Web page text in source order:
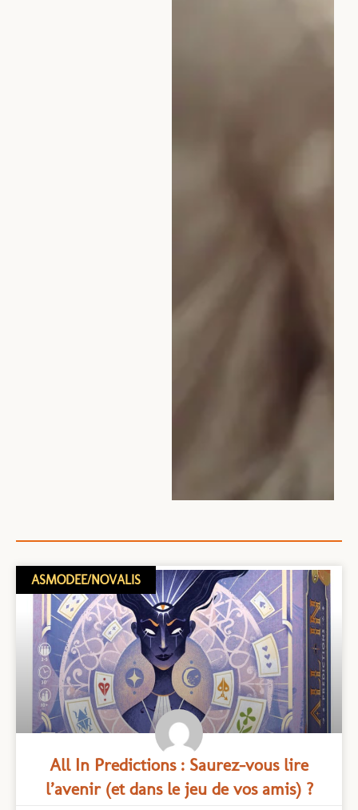
ASMODEE/NOVALIS
All In Predictions : Saurez-vous lire
l’avenir (et dans le jeu de vos amis) ?